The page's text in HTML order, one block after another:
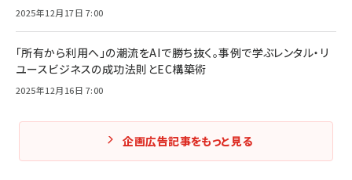
2025年12月17日 7:00
「所有から利用へ」の潮流をAIで勝ち抜く。事例で学ぶレンタル・リ
ユースビジネスの成功法則とEC構築術
2025年12月16日 7:00
企画広告記事をもっと見る